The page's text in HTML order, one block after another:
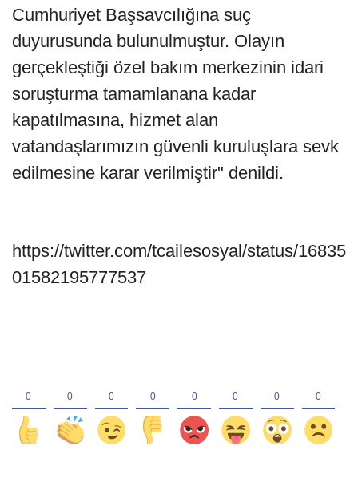
Cumhuriyet Başsavcılığına suç
duyurusunda bulunulmuştur. Olayın
gerçekleştiği özel bakım merkezinin idari
soruşturma tamamlanana kadar
kapatılmasına, hizmet alan
vatandaşlarımızın güvenli kuruluşlara sevk
edilmesine karar verilmiştir" denildi.
https://twitter.com/tcailesosyal/status/16835
01582195777537